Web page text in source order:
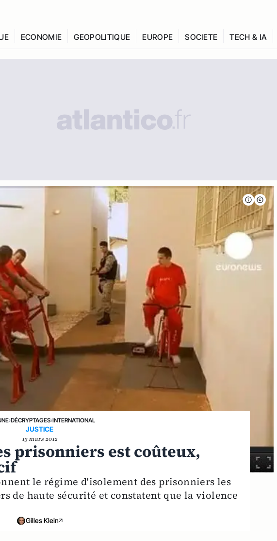
ECONOMIE GEOPOLITIQUE EUROPE SOCIETE TECH & IA
›DÉCRYPTAGES›INTERNATIONAL
JUSTICE
13 mars 2012
prisonniers est coûteux,
le régime d'isolement des prisonniers les
de haute sécurité et constatent que la violence
Gilles Klein